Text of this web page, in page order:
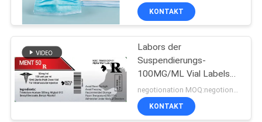
KONTAKT
Labors der
Suspendierungs-
100MG/ML Vial Labels
For Alpha Wolf
KONTAKT